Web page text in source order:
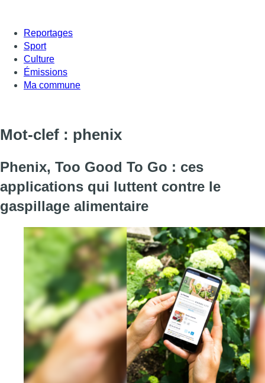
Reportages
Sport
Culture
Émissions
Ma commune
Mot-clef : phenix
Phenix, Too Good To Go : ces
applications qui luttent contre le
gaspillage alimentaire